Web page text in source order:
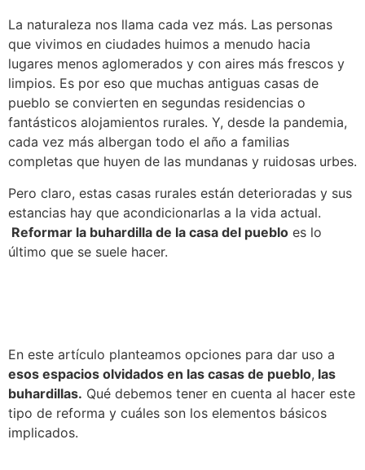
La naturaleza nos llama cada vez más. Las personas
que vivimos en ciudades huimos a menudo hacia
lugares menos aglomerados y con aires más frescos y
limpios. Es por eso que muchas antiguas casas de
pueblo se convierten en segundas residencias o
fantásticos alojamientos rurales. Y, desde la pandemia,
cada vez más albergan todo el año a familias
completas que huyen de las mundanas y ruidosas urbes.
Pero claro, estas casas rurales están deterioradas y sus
estancias hay que acondicionarlas a la vida actual.
Reformar la buhardilla de la casa del pueblo es lo
último que se suele hacer.
En este artículo planteamos opciones para dar uso a
esos espacios olvidados en las casas de pueblo, las
buhardillas. Qué debemos tener en cuenta al hacer este
tipo de reforma y cuáles son los elementos básicos
implicados.
podamos
mejorar la
y estructura
de la web, en
base a cómo
se usa la
web.
Experiencia
Para que
nuestra web
funcione lo
mejor posible
funcionalidades
desaparecerán
de la web.